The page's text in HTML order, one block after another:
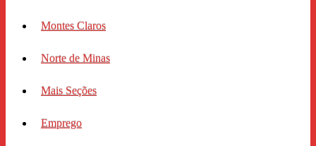
Montes Claros
Norte de Minas
Mais Seções
Emprego